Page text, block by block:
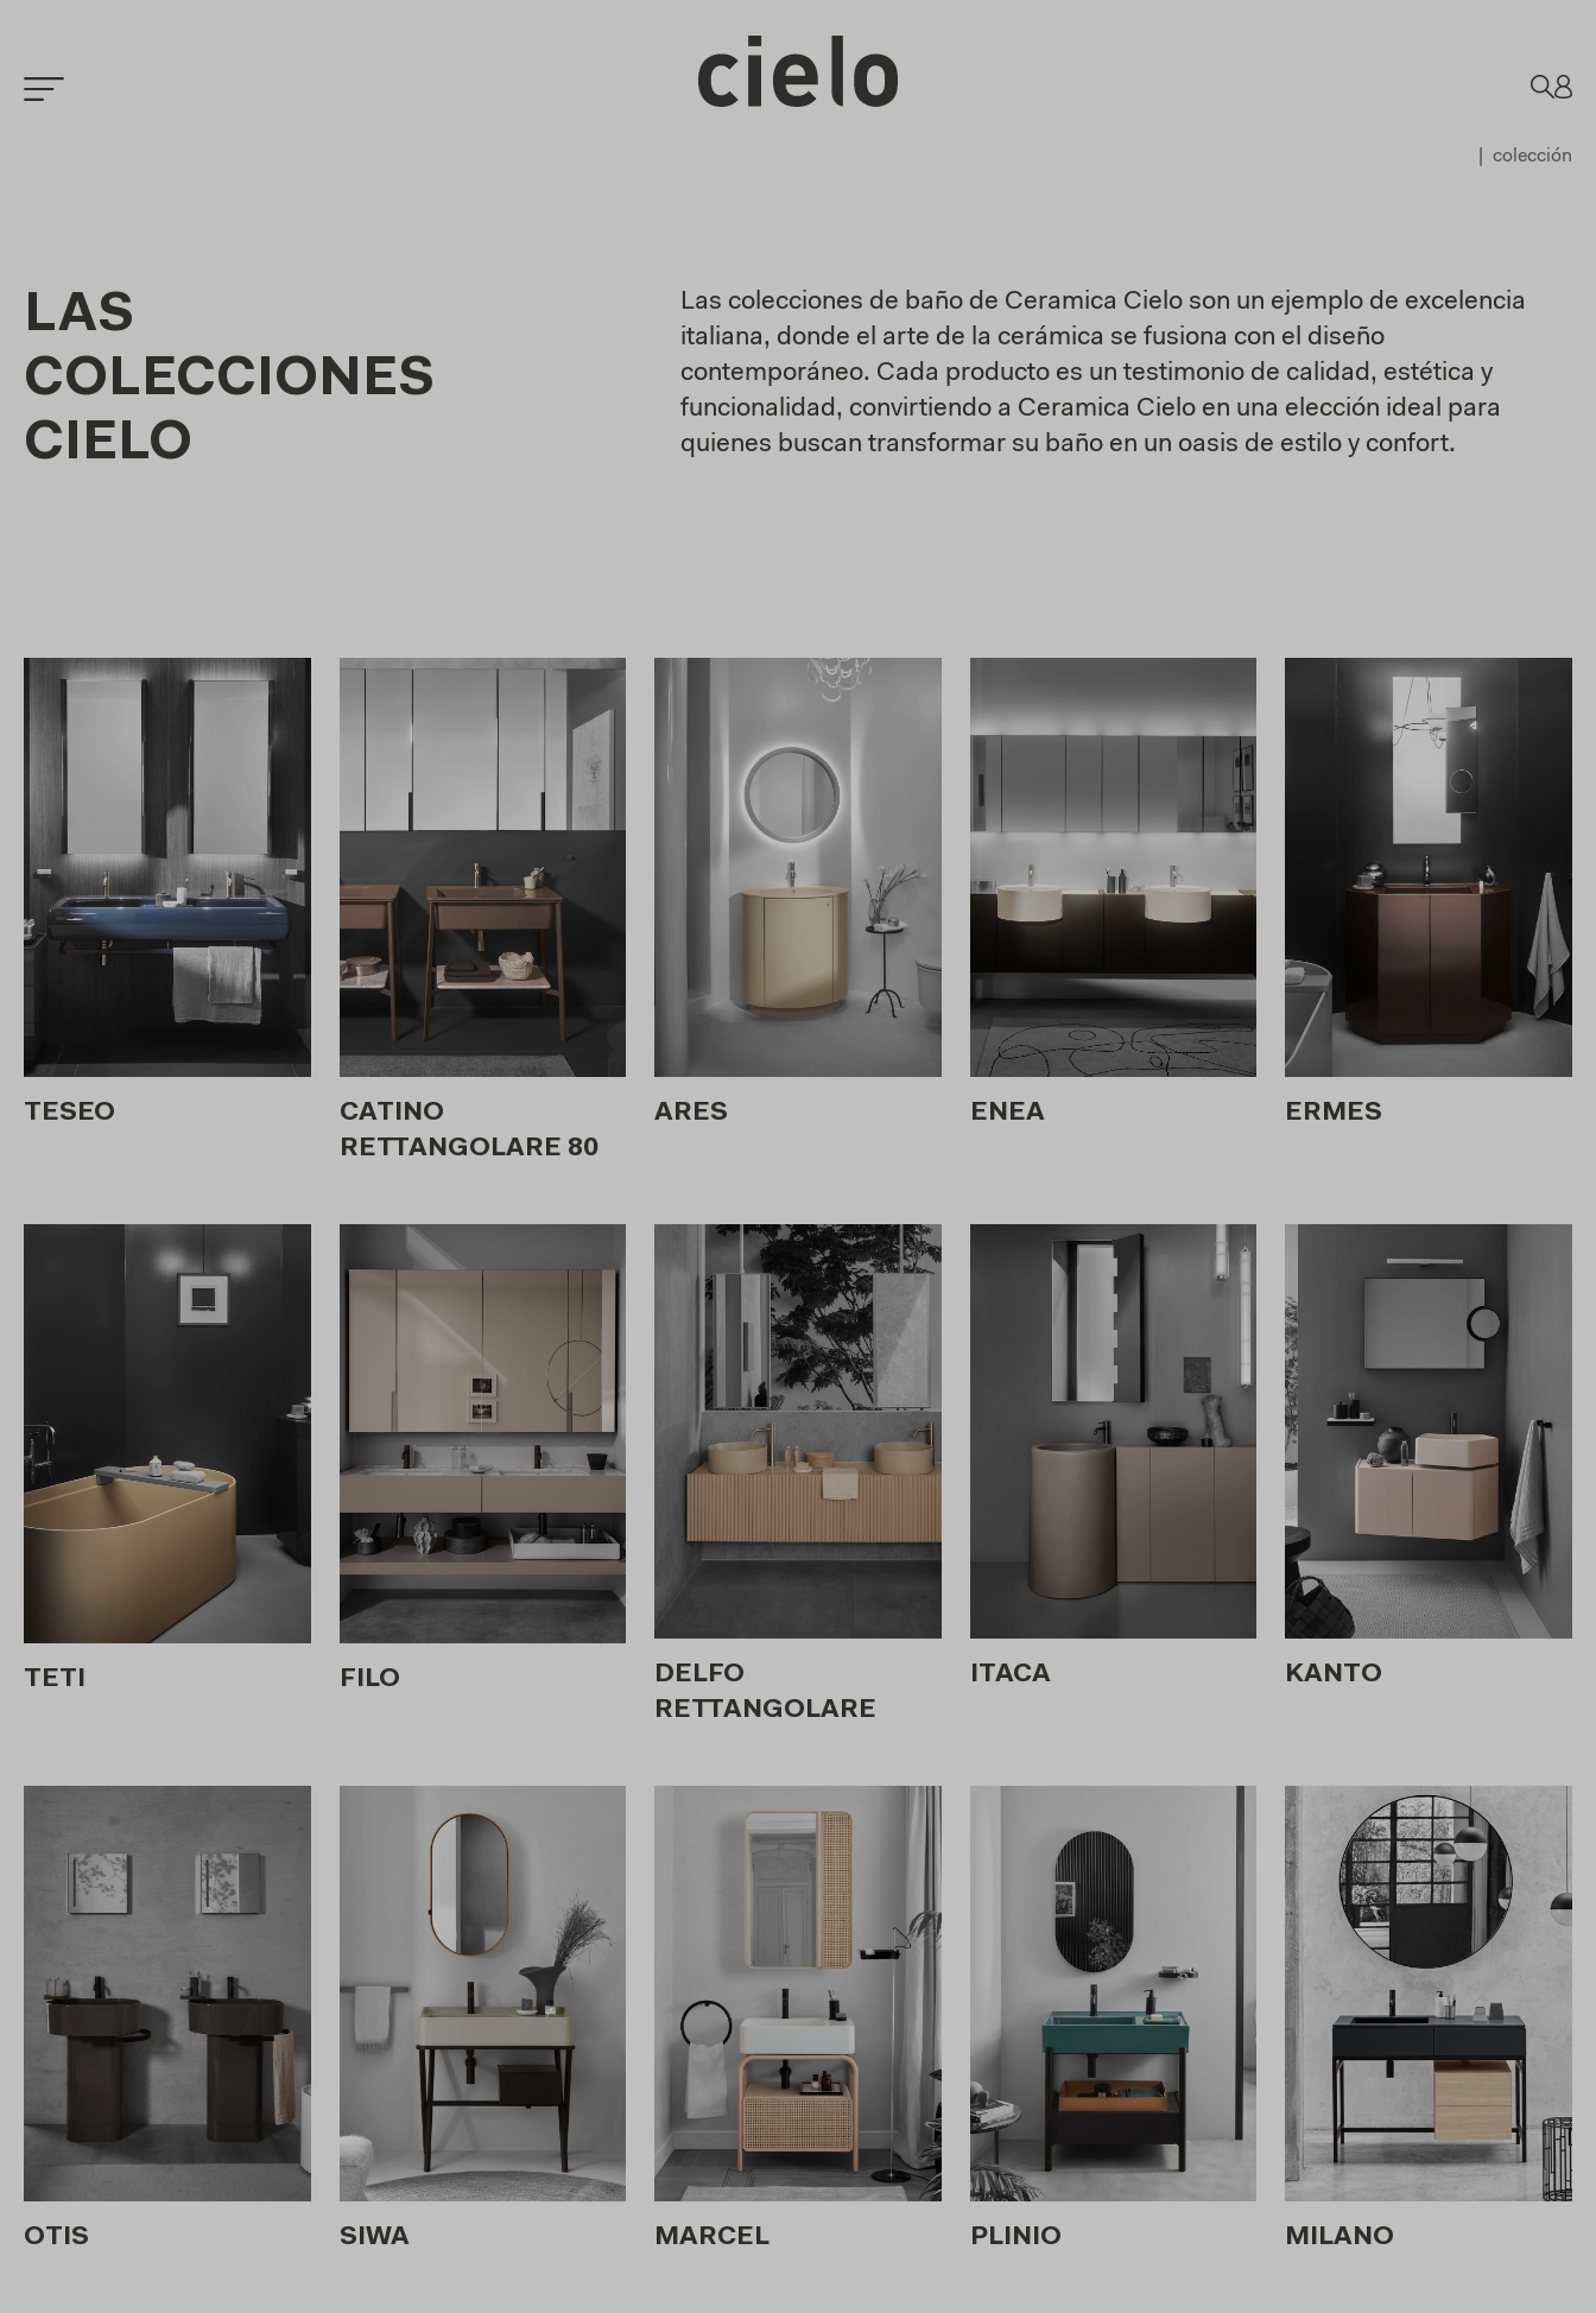
colección
LAS
COLECCIONES
CIELO
Las colecciones de baño de Ceramica Cielo son un ejemplo de excelencia
italiana, donde el arte de la cerámica se fusiona con el diseño
contemporáneo. Cada producto es un testimonio de calidad, estética y
funcionalidad, convirtiendo a Ceramica Cielo en una elección ideal para
quienes buscan transformar su baño en un oasis de estilo y confort.
TESEO
CATINO
RETTANGOLARE 80
ARES ENEA ERMES
TETI FILO
DELFO
RETTANGOLARE
ITACA KANTO
OTIS SIWA MARCEL PLINIO MILANO